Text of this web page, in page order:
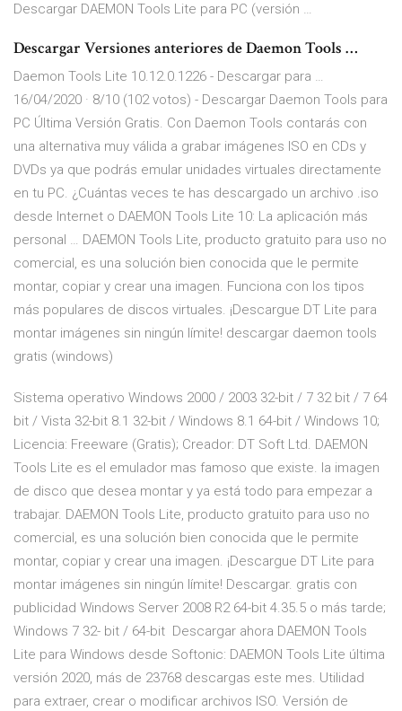
Descargar DAEMON Tools Lite para PC (versión …
Descargar Versiones anteriores de Daemon Tools …
Daemon Tools Lite 10.12.0.1226 - Descargar para …
16/04/2020 · 8/10 (102 votos) - Descargar Daemon Tools para
PC Última Versión Gratis. Con Daemon Tools contarás con
una alternativa muy válida a grabar imágenes ISO en CDs y
DVDs ya que podrás emular unidades virtuales directamente
en tu PC. ¿Cuántas veces te has descargado un archivo .iso
desde Internet o DAEMON Tools Lite 10: La aplicación más
personal … DAEMON Tools Lite, producto gratuito para uso no
comercial, es una solución bien conocida que le permite
montar, copiar y crear una imagen. Funciona con los tipos
más populares de discos virtuales. ¡Descargue DT Lite para
montar imágenes sin ningún límite! descargar daemon tools
gratis (windows)
Sistema operativo Windows 2000 / 2003 32-bit / 7 32 bit / 7 64
bit / Vista 32-bit 8.1 32-bit / Windows 8.1 64-bit / Windows 10;
Licencia: Freeware (Gratis); Creador: DT Soft Ltd. DAEMON
Tools Lite es el emulador mas famoso que existe. la imagen
de disco que desea montar y ya está todo para empezar a
trabajar. DAEMON Tools Lite, producto gratuito para uso no
comercial, es una solución bien conocida que le permite
montar, copiar y crear una imagen. ¡Descargue DT Lite para
montar imágenes sin ningún límite! Descargar. gratis con
publicidad Windows Server 2008 R2 64-bit 4.35.5 o más tarde;
Windows 7 32- bit / 64-bit Descargar ahora DAEMON Tools
Lite para Windows desde Softonic: DAEMON Tools Lite última
versión 2020, más de 23768 descargas este mes. Utilidad
para extraer, crear o modificar archivos ISO. Versión de